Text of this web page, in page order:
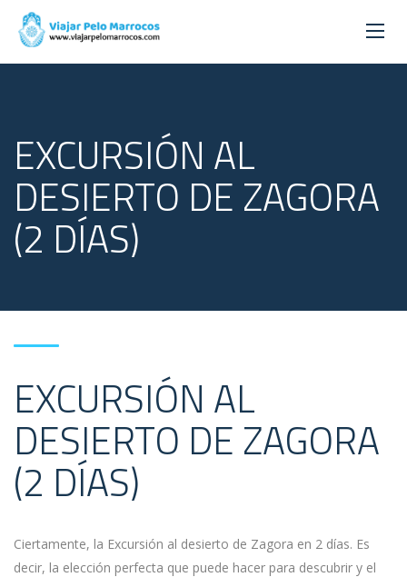
EXCURSIÓN AL
DESIERTO DE ZAGORA
(2 DÍAS)
EXCURSIÓN AL
DESIERTO DE ZAGORA
(2 DÍAS)
Ciertamente, la Excursión al desierto de Zagora en 2 días. Es
decir, la elección perfecta que puede hacer para descubrir y el